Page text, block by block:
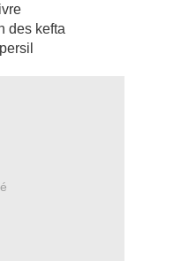
des kefta